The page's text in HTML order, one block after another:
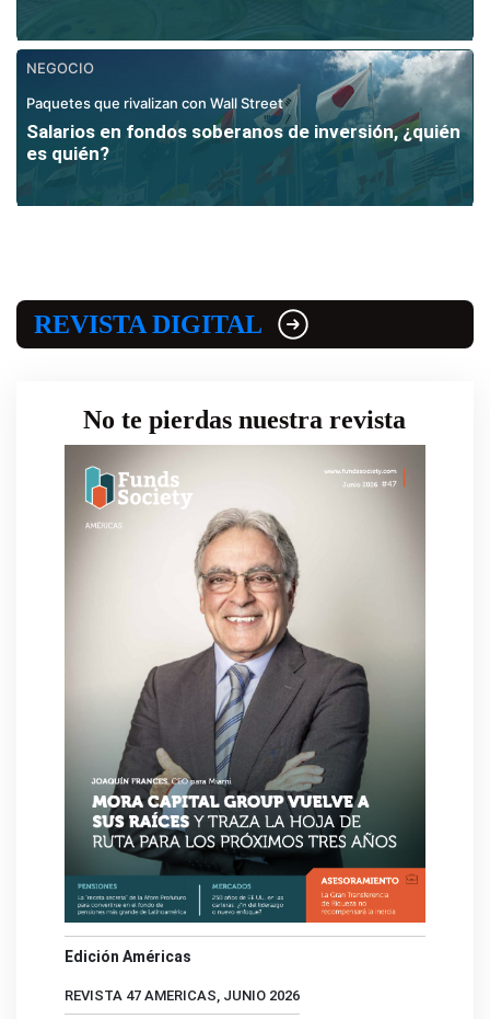
NEGOCIO
Paquetes que rivalizan con Wall Street
Salarios en fondos soberanos de inversión, ¿quién
es quién?
REVISTA DIGITAL
No te pierdas nuestra revista
Edición Américas
REVISTA 47 AMERICAS, JUNIO 2026